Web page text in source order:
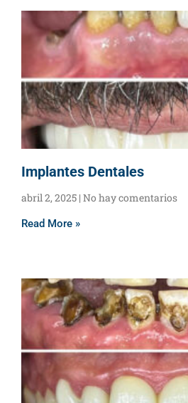
Implantes Dentales
abril 2, 2025 No hay comentarios
Read More »